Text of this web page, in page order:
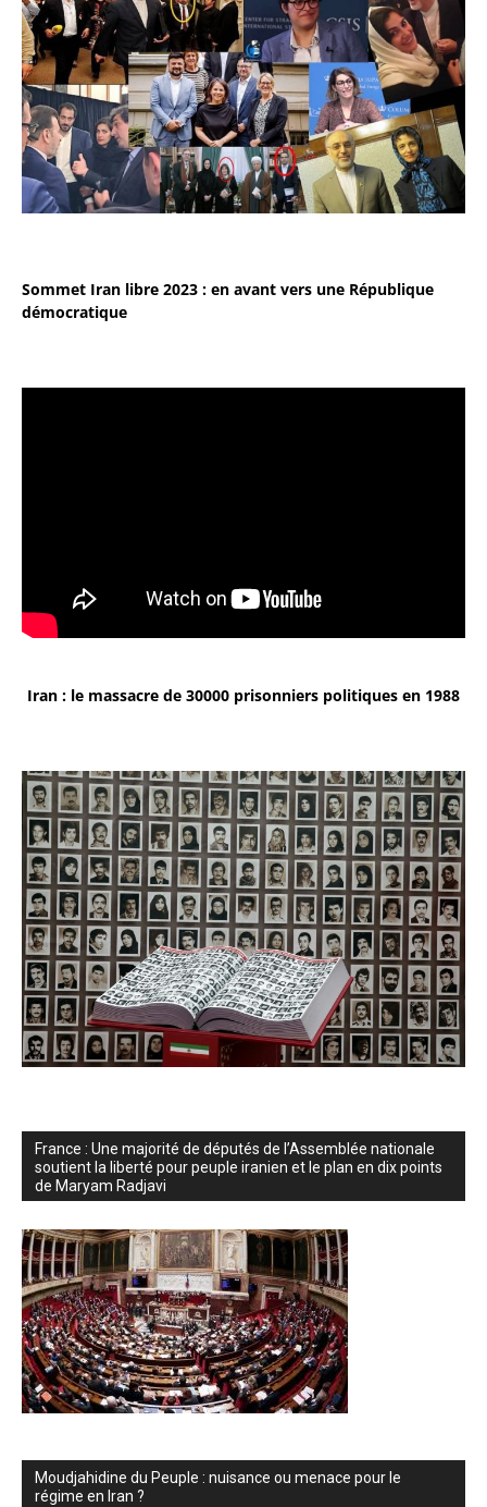
Sommet Iran libre 2023 : en avant vers une République
démocratique
Iran : le massacre de 30000 prisonniers politiques en 1988
France : Une majorité de députés de l’Assemblée nationale
soutient la liberté pour peuple iranien et le plan en dix points
de Maryam Radjavi
Moudjahidine du Peuple : nuisance ou menace pour le
régime en Iran ?